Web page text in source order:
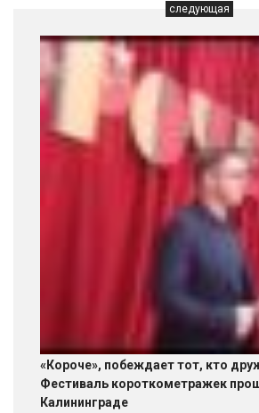
следующая
«Короче», побеждает тот, кто
Фестиваль короткометражек
Калининграде